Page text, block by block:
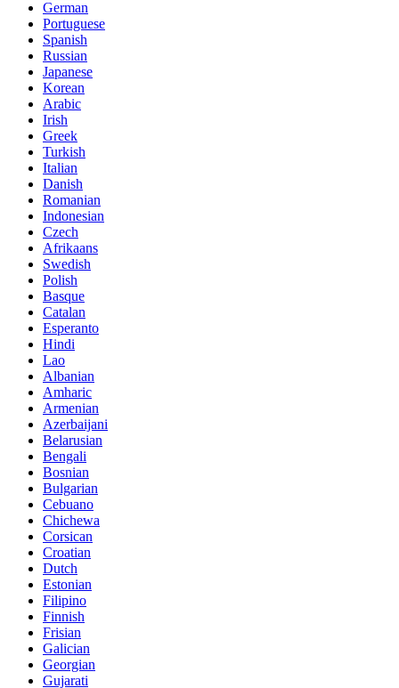
German
Portuguese
Spanish
Russian
Japanese
Korean
Arabic
Irish
Greek
Turkish
Italian
Danish
Romanian
Indonesian
Czech
Afrikaans
Swedish
Polish
Basque
Catalan
Esperanto
Hindi
Lao
Albanian
Amharic
Armenian
Azerbaijani
Belarusian
Bengali
Bosnian
Bulgarian
Cebuano
Chichewa
Corsican
Croatian
Dutch
Estonian
Filipino
Finnish
Frisian
Galician
Georgian
Gujarati